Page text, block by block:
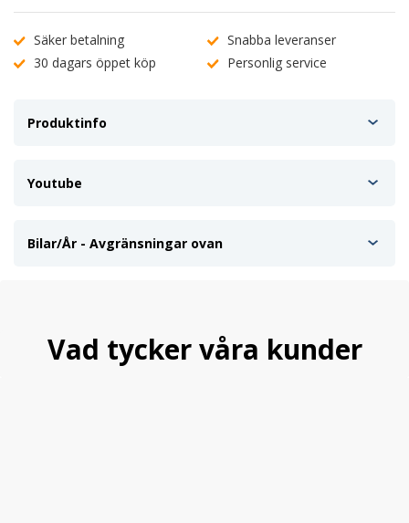
Det vita ljuset ger upp till 60% bättre sikt genom mer kontrast i
ENDAST 1 LAMPA I FÖRPACKNINGEN!
Säker betalning
Snabba leveranser
30 dagars öppet köp
Personlig service
Produktinfo
Youtube
Bilar/År - Avgränsningar ovan
Vad tycker våra kunder